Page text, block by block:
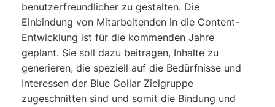
benutzerfreundlicher zu gestalten. Die
Einbindung von Mitarbeitenden in die Content-
Entwicklung ist für die kommenden Jahre
geplant. Sie soll dazu beitragen, Inhalte zu
generieren, die speziell auf die Bedürfnisse und
Interessen der Blue Collar Zielgruppe
zugeschnitten sind und somit die Bindung und